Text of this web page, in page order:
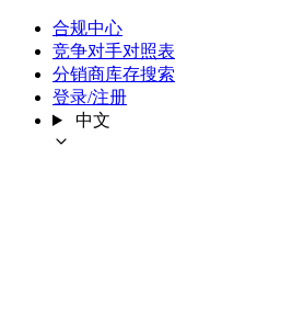
合规中心
竞争对手对照表
分销商库存搜索
登录/注册
中文